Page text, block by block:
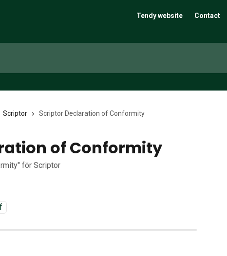
Tendy website Contact
Scriptor Scriptor Declaration of Conformity
of Conformity
för Scriptor